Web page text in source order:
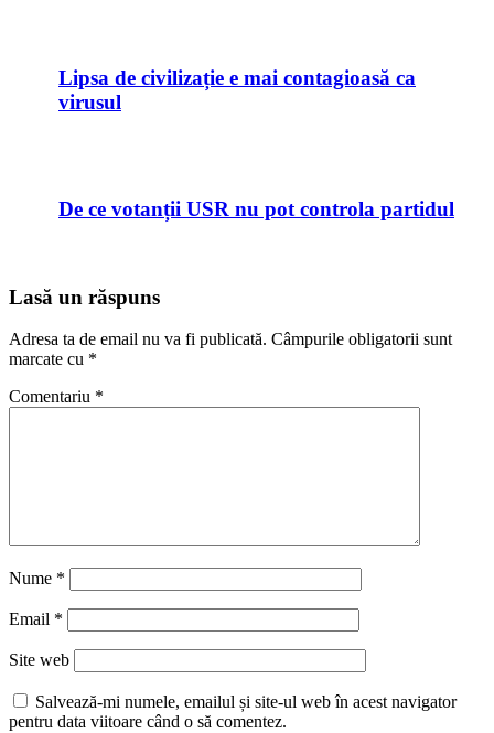
Lipsa de civilizație e mai contagioasă ca
virusul
De ce votanții USR nu pot controla partidul
Lasă un răspuns
Adresa ta de email nu va fi publicată. Câmpurile obligatorii sunt
marcate cu *
Comentariu *
Nume *
Email *
Site web
Salvează-mi numele, emailul și site-ul web în acest navigator
pentru data viitoare când o să comentez.